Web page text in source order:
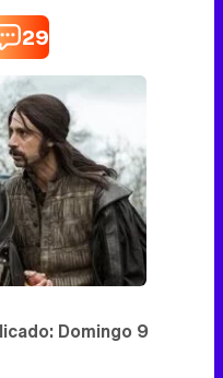
29
Domingo 9